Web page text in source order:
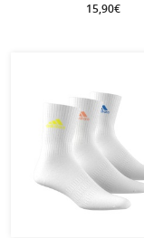
15,90€